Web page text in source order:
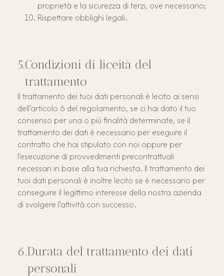
proprietà e la sicurezza di terzi, ove necessario;
Rispettare obblighi legali.
Condizioni di liceità del
trattamento
Il trattamento dei tuoi dati personali è lecito ai sensi
dell’articolo 6 del regolamento, se ci hai dato il tuo
consenso per una o più finalità determinate, se il
trattamento dei dati è necessario per eseguire il
contratto che hai stipulato con noi oppure per
l’esecuzione di provvedimenti precontrattuali
necessari in base alla tua richiesta. Il trattamento dei
tuoi dati personali è inoltre lecito se è necessario per
conseguire il legittimo interesse della nostra azienda
di svolgere l’attività con successo.
Durata del trattamento dei dati
personali